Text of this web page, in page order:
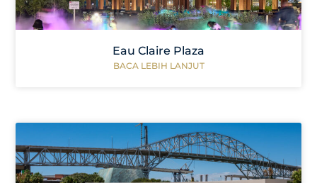
Eau Claire Plaza
BACA LEBIH LANJUT